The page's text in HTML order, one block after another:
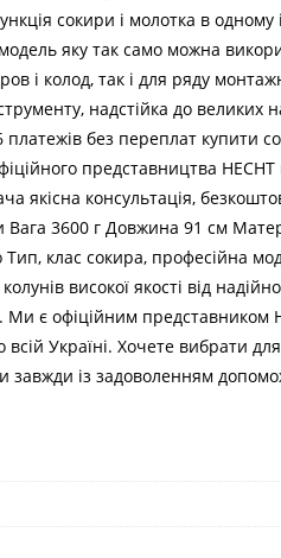
сокири і молотка в одному
яку так само можна
і колод, так і для ряду
надстійка до
без переплат купити
представництва HECHT
якісна консультація,
Вага 3600 г Довжина 91 см
клас сокира, професійна
високої якості від
є офіційним представником
Україні. Хочете вибрати
завжди із задоволенням